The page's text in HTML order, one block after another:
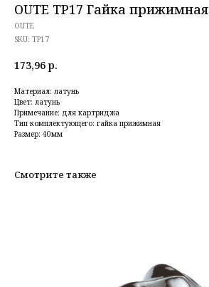
OUTE TP17 Гайка прижимная
OUTE
SKU: TP17
173,96 р.
Материал: латунь
Цвет: латунь
Примечание: для картриджа
Тип комплектующего: гайка прижимная
Размер: 40мм
Смотрите также